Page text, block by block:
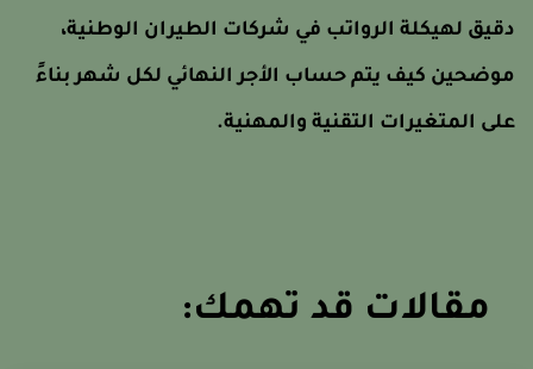
لهيكلة الرواتب في شركات الطيران الوطنية،
كيف يتم حساب الأجر النهائي لكل شهر بناءً
المتغيرات التقنية والمهنية.
مقالات قد تهمك: